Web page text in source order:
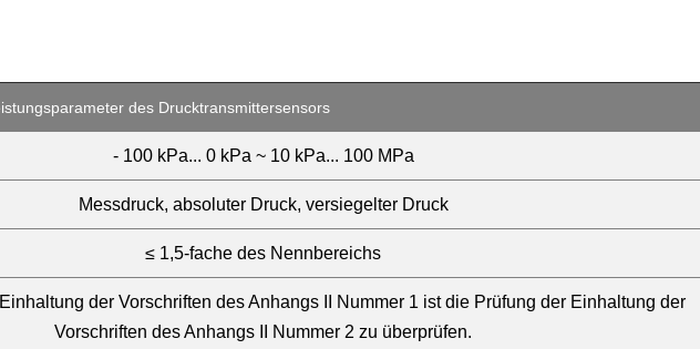
des Drucktransmittersensors
- 100 kPa... 0 kPa ~ 10 kPa... 100 MPa
Messdruck, absoluter Druck, versiegelter Druck
≤ 1,5-fache des Nennbereichs
der Vorschriften des Anhangs II Nummer 1 ist die Prüfung der Einhaltung der
Vorschriften des Anhangs II Nummer 2 zu überprüfen.